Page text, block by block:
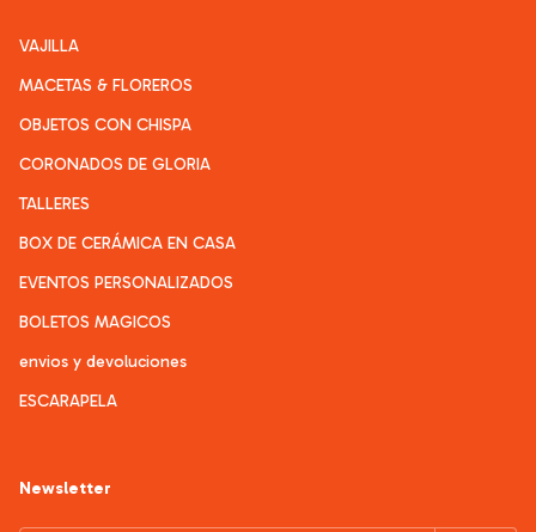
VAJILLA
MACETAS & FLOREROS
OBJETOS CON CHISPA
CORONADOS DE GLORIA
TALLERES
BOX DE CERÁMICA EN CASA
EVENTOS PERSONALIZADOS
BOLETOS MAGICOS
envios y devoluciones
ESCARAPELA
Newsletter